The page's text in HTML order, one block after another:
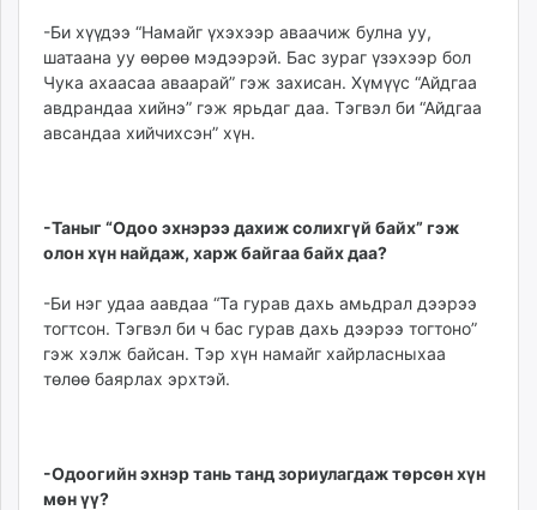
-Би хүүдээ “Намайг үхэхээр аваачиж булна уу,
шатаана уу өөрөө мэдээрэй. Бас зураг үзэхээр бол
Чука ахаасаа аваарай” гэж за­хи­сан. Хүмүүс “Айдгаа
авд­рандаа хийнэ” гэж ярьдаг даа. Тэгвэл би “Айдгаа
авсан­даа хийчихсэн” хүн.
-Таныг “Одоо эхнэрээ дахиж солихгүй байх” гэж
олон хүн найдаж, харж байгаа байх даа?
-Би нэг удаа аавдаа “Та гурав дахь амьдрал дээрээ
тогтсон. Тэгвэл би ч бас гурав дахь дээрээ тогтоно”
гэж хэлж байсан. Тэр хүн намайг хайрласныхаа
төлөө баярлах эрхтэй.
-Одоогийн эхнэр тань танд зориулагдаж төрсөн хүн
мөн үү?